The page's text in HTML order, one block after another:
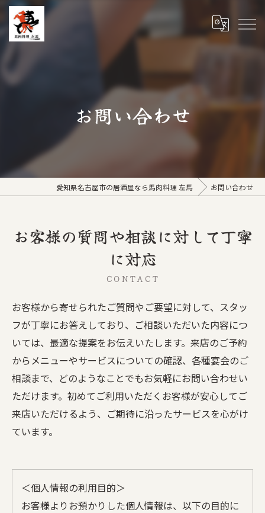
お問い合わせ
愛知県名古屋市の居酒屋なら馬肉料理 左馬 お問い合わせ
お客様の質問や相談に対して丁寧
に対応
CONTACT
お客様から寄せられたご質問やご要望に対して、スタッ
フが丁寧にお答えしており、ご相談いただいた内容につ
いては、最適な提案をお伝えいたします。来店のご予約
からメニューやサービスについての確認、各種宴会のご
相談まで、どのようなことでもお気軽にお問い合わせい
ただけます。初めてご利用いただくお客様が安心してご
来店いただけるよう、ご期待に沿ったサービスを心がけ
ています。
＜個人情報の利用目的＞
お客様よりお預かりした個人情報は、以下の目的に